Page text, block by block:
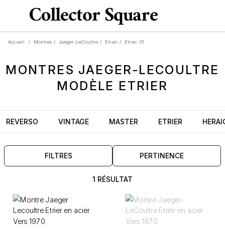
Accueil / Montres / Jaeger-LeCoultre / Etrier / Etrier (1)
MONTRES JAEGER-LECOULTRE
MODÈLE ETRIER
REVERSO VINTAGE MASTER ETRIER
FILTRES PERTINENCE
1 RÉSULTAT